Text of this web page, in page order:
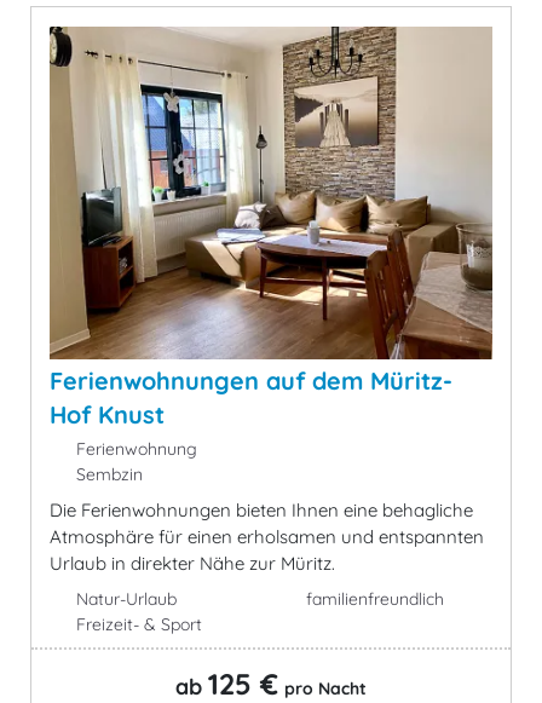
Ferienwohnungen auf dem Müritz-
Hof Knust
Ferienwohnung
Sembzin
Die Ferienwohnungen bieten Ihnen eine behagliche
Atmosphäre für einen erholsamen und entspannten
Urlaub in direkter Nähe zur Müritz.
Natur-Urlaub
Freizeit- & Sport
familienfreundlich
ab 125 € pro Nacht